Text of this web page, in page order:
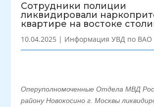
Сотрудники полиции
ликвидировали
квартире на востоке
10.04.2025 | Информация УВД по ВАО
Оперуполномоченные Отдела МВД
району Новокосино г. Москвы